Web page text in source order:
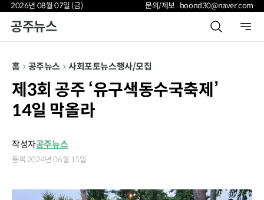
2026년 08월 07일 (금) 문의/제보 boond30@naver.com
공주뉴스
홈 공주뉴스 사회포토뉴스행사/모집
제3회 공주 ‘유구색동수국축제’
14일 막올라
작성자공주뉴스
등록 2024년 06월 15일